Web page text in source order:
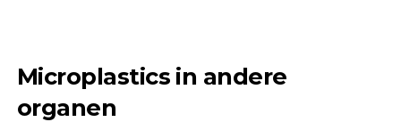
Microplastics in andere
organen